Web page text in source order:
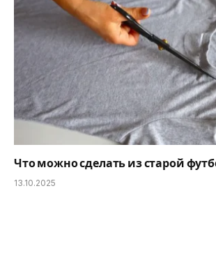
Что можно сделать из старой
13.10.2025